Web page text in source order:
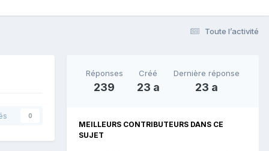
Toute l’activité
0
Réponses
239
Créé
23 a
Dernière réponse
23 a
MEILLEURS CONTRIBUTEURS DANS CE
SUJET